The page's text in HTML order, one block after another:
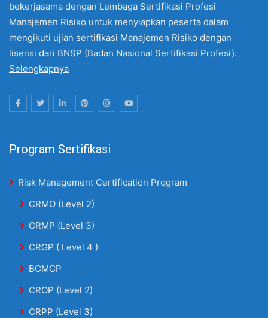
bekerjasama dengan Lembaga Sertifikasi Profesi
Manajemen Risiko untuk menyiapkan peserta dalam
mengikuti ujian sertifikasi Manajemen Risiko dengan
lisensi dari BNSP (Badan Nasional Sertifikasi Profesi).
Selengkapnya
Program Sertifikasi
Risk Management Certification Program
CRMO (Level 2)
CRMP (Level 3)
CRGP ( Level 4 )
BCMCP
CROP (Level 2)
CRPP (Level 3)